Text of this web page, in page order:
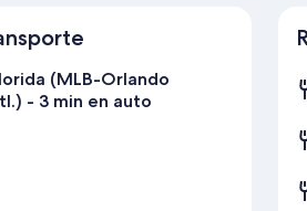
(MLB-Orlando
- 3 min en auto